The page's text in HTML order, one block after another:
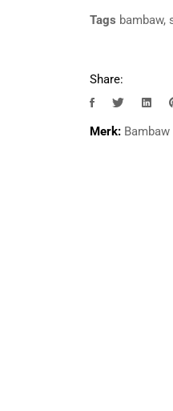
Tags bambaw,
Share:
Merk: Bambaw